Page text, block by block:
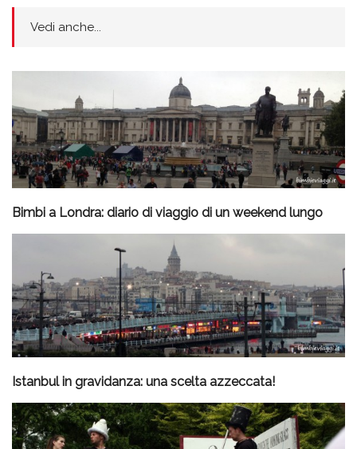
Vedi anche...
Bimbi a Londra: diario di viaggio di un weekend lungo
Istanbul in gravidanza: una scelta azzeccata!